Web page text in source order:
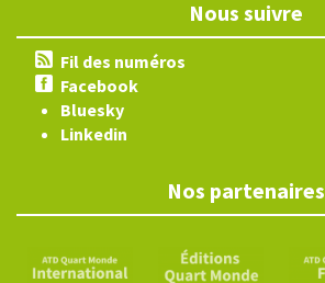
Nous suivre
Fil des numéros
Facebook
Bluesky
Linkedin
Nos partenaires